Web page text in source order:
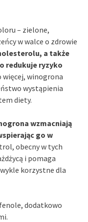
– zielone,
w walce o zdrowie
a także
redukuje ryzyko
więcej, winogrona
wystąpienia
diety.
wzmacniają
go w
obecny w tych
i pomaga
korzystne dla
dodatkowo